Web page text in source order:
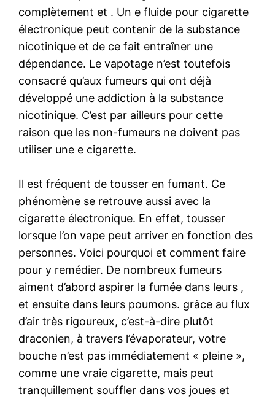
complètement et . Un e fluide pour cigarette
électronique peut contenir de la substance
nicotinique et de ce fait entraîner une
dépendance. Le vapotage n’est toutefois
consacré qu’aux fumeurs qui ont déjà
développé une addiction à la substance
nicotinique. C’est par ailleurs pour cette
raison que les non-fumeurs ne doivent pas
utiliser une e cigarette.
Il est fréquent de tousser en fumant. Ce
phénomène se retrouve aussi avec la
cigarette électronique. En effet, tousser
lorsque l’on vape peut arriver en fonction des
personnes. Voici pourquoi et comment faire
pour y remédier. De nombreux fumeurs
aiment d’abord aspirer la fumée dans leurs ,
et ensuite dans leurs poumons. grâce au flux
d’air très rigoureux, c’est-à-dire plutôt
draconien, à travers l’évaporateur, votre
bouche n’est pas immédiatement « pleine »,
comme une vraie cigarette, mais peut
tranquillement souffler dans vos joues et